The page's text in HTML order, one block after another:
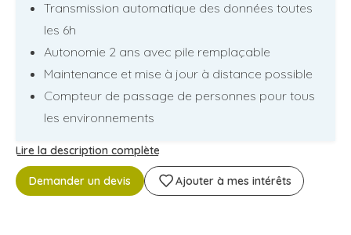
Transmission automatique des données toutes
les 6h
Autonomie 2 ans avec pile remplaçable
Maintenance et mise à jour à distance possible
Compteur de passage de personnes pour tous
les environnements
Lire la description complète
Demander un devis Ajouter à mes intérêts